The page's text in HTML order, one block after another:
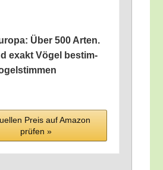
Über 500 Arten.
exakt Vögel bestim­
Preis auf Ama­zon
prü­fen »